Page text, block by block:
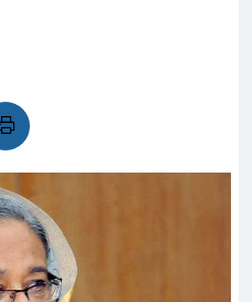
সদস্য
সিএমএসএফ পুঁজিবাজারে
গুরুত্বপূর্ণ ভূমিকা রাখছে: ওয়াসি